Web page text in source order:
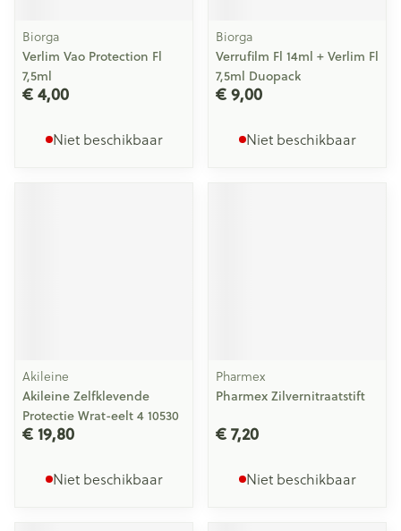
Biorga
Verlim Vao Protection Fl
7,5ml
€ 4,00
Niet beschikbaar
Biorga
Verrufilm Fl 14ml + Verlim Fl
7,5ml Duopack
€ 9,00
Niet beschikbaar
Akileine
Akileine Zelfklevende
Protectie Wrat-eelt 4 10530
€ 19,80
Niet beschikbaar
Pharmex
Pharmex Zilvernitraatstift
€ 7,20
Niet beschikbaar